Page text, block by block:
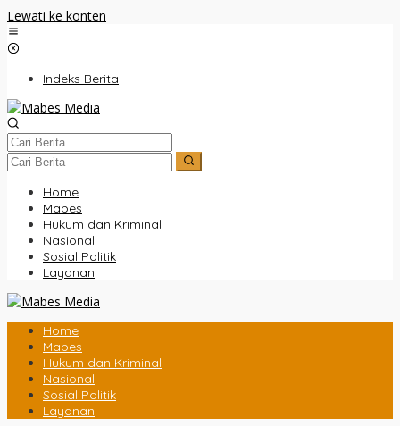
Lewati ke konten
Indeks Berita
Home
Mabes
Hukum dan Kriminal
Nasional
Sosial Politik
Layanan
Home
Mabes
Hukum dan Kriminal
Nasional
Sosial Politik
Layanan